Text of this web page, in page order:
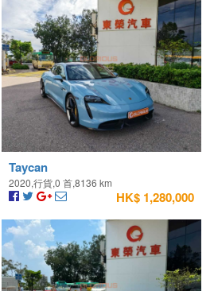
Taycan
2020,行貨,0 首,8136 km
HK$ 1,280,000